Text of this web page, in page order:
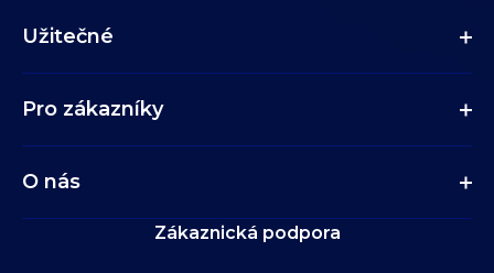
Užitečné
Pro zákazníky
O nás
Zákaznická podpora